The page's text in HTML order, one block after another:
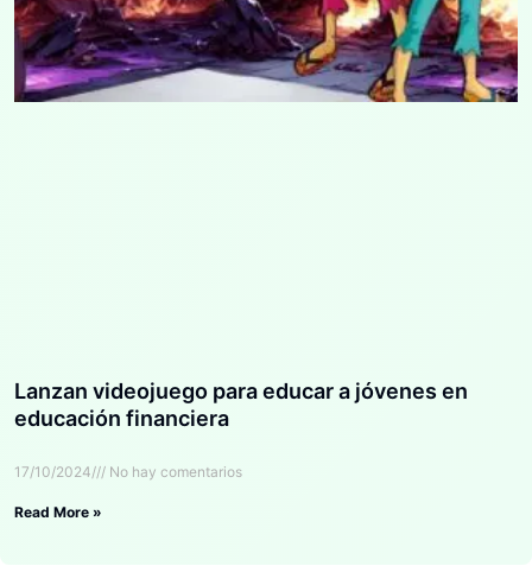
Lanzan videojuego para educar a jóvenes en
educación financiera
17/10/2024 No hay comentarios
Read More »